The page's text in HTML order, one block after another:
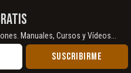
Manuales, Cursos y Vídeos...